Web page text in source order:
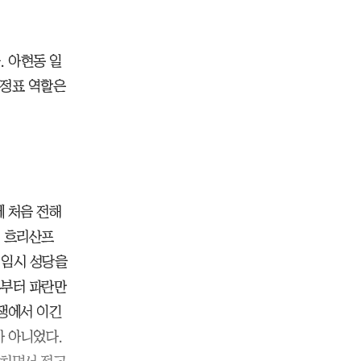
아현동 일
표 역할은
처음 전해
리산프
시 성당을
터 파란만
에서 이긴
아니었다.